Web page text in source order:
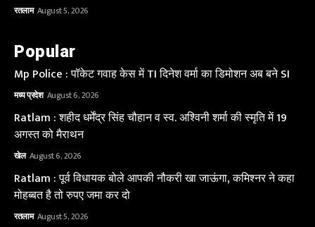
रतलाम August 5, 2026
Popular
Mp Police : पॉकेट गवाह केस में TI दिनेश वर्मा का डिमोशन अब बने SI
मध्य प्रदेश August 6, 2026
Ratlam : शहीद धर्मेंद्र सिंह चौहान व स्व. अश्विनी शर्मा की स्मृति में 19
अगस्त को मैराथन
खेल August 6, 2026
Ratlam : पूर्व विधायक बोले आपकी नौकरी खा जाऊंगा, कमिश्नर ने कहा
मोहब्बत है तो रुपए जमा कर दो
रतलाम August 5, 2026